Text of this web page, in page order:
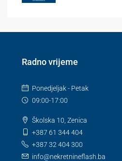
Radno vrijeme
Ponedjeljak - Petak
09:00-17:00
Školska 10, Zenica
+387 61 344 404
+387 32 404 300
info@nekretnineflash.ba